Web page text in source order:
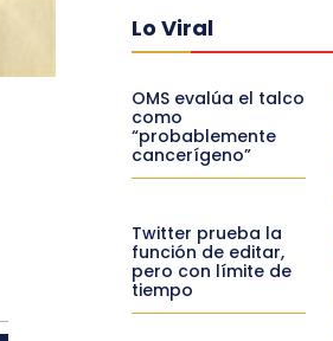
Lo Viral
OMS evalúa el talco
como
“probablemente
cancerígeno”
Twitter prueba la
función de editar,
pero con límite de
tiempo